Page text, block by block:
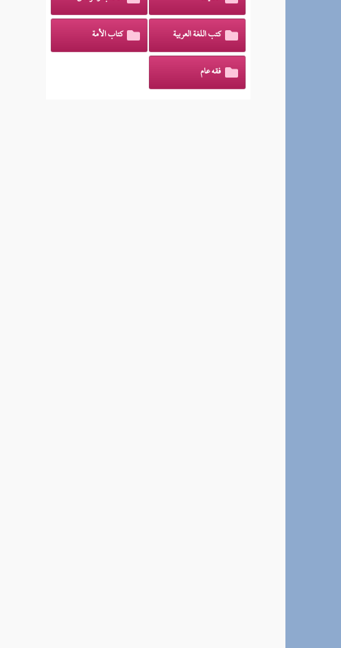
كتب اللغة العربية كتاب الأمة
فقه عام